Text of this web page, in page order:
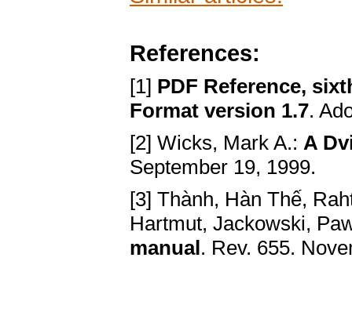
References:
[1] PDF Reference,
Format version 1.7.
[2] Wicks, Mark A.: A
September 19, 1999.
[3] Thành, Hàn Thế,
Hartmut, Jackowski,
manual. Rev. 655.